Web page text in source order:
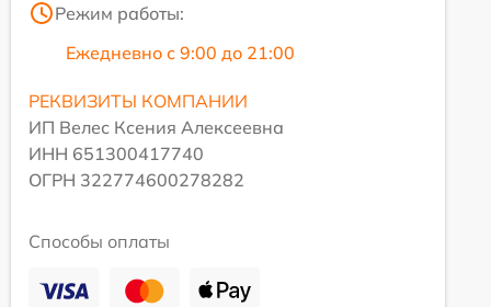
Режим работы:
Ежедневно с 9:00 до 21:00
РЕКВИЗИТЫ КОМПАНИИ
ИП Велес Ксения Алексеевна
ИНН 651300417740
ОГРН 322774600278282
Способы оплаты